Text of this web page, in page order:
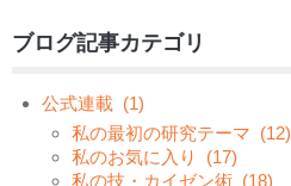
ブログ記事カテゴリ
公式連載 (1)
私の最初の研究テーマ (12)
私のお気に入り
(17)
私の技・カイゼン術 (18)